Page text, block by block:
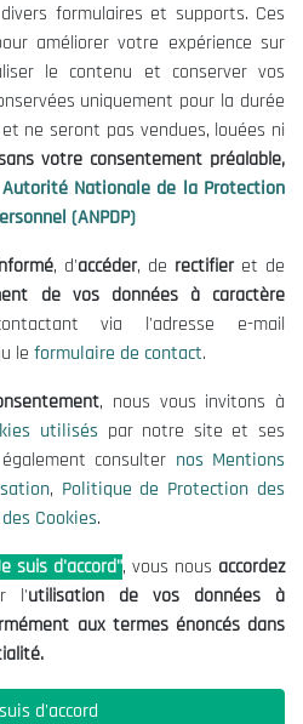
Consultations
00|01|02
premier à découvrir nos
formulaires et supports. Ces
améliorer votre expérience sur
le contenu et conserver vos
uniquement pour la durée
ne seront pas vendues, louées ni
votre consentement préalable,
Autorité Nationale de la Protection
(ANPDP)
, d'accéder, de rectifieret de
de vos données à caractère
via l'adresse e-mail
le formulaire de contact.
, nous vous invitons à
utilisés par notre site et ses
consulter nos Mentions
, Politique de Protection des
Cookies.
suis d'accord", vous nous accordez
l'utilisation de vos données à
aux termes énoncés dans
d'accord